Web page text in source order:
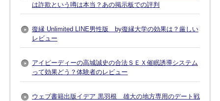
は詐欺という噂は本当？あの掲示板での評判
復縁 Unlimited LINE男性版 by復縁大学の効果は？厳しい
レビュー
アイピーディーの高城誠史の合法ＳＥＸ催眠誘導システム
って効果どう？体験者のレビュー
ウェブ書籍出版イデア 黒羽根 雄大の地方専用のデート戦